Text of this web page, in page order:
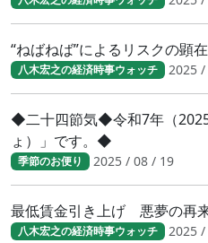
“ねばねば”によるリスクの顕
八木宏之の経済時事ウォッチ 2025
◆二十四節気◆令和7年（
ょ）」です。◆
季節のお便り 2025 / 08 / 19
最低賃金引き上げ 悪夢の再
八木宏之の経済時事ウォッチ 2025